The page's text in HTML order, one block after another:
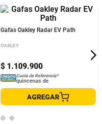
Gafas Oakley Radar EV Path